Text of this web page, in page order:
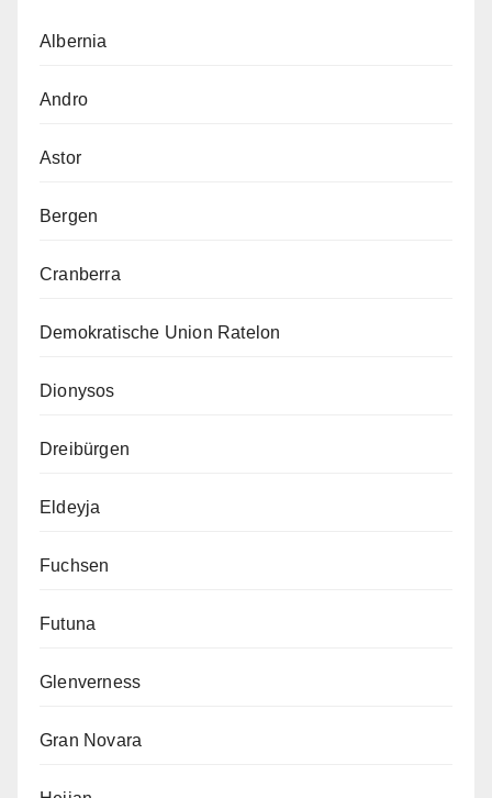
Albernia
Andro
Astor
Bergen
Cranberra
Demokratische Union Ratelon
Dionysos
Dreibürgen
Eldeyja
Fuchsen
Futuna
Glenverness
Gran Novara